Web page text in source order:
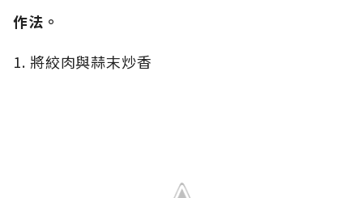
作法。
1. 將絞肉與蒜末炒香